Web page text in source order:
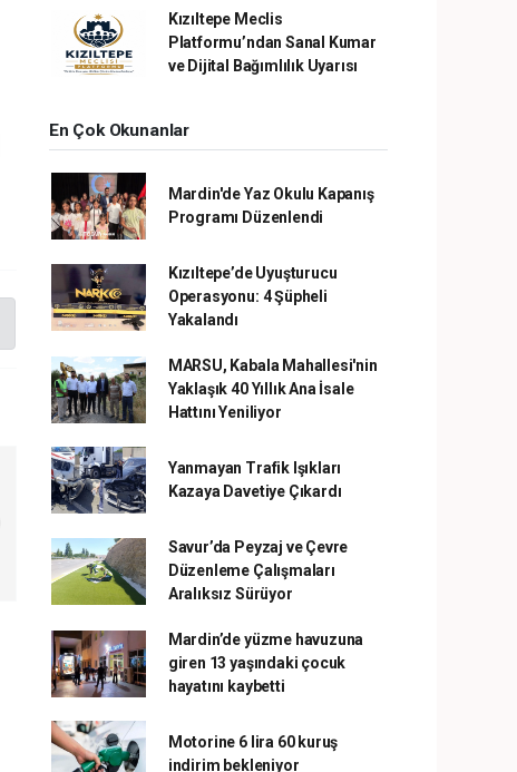
Kızıltepe Meclis
Platformu’ndan Sanal Kumar
ve Dijital Bağımlılık Uyarısı
En Çok Okunanlar
Mardin'de Yaz Okulu Kapanış
Programı Düzenlendi
Kızıltepe’de Uyuşturucu
Operasyonu: 4 Şüpheli
Yakalandı
MARSU, Kabala Mahallesi'nin
Yaklaşık 40 Yıllık Ana İsale
Hattını Yeniliyor
Yanmayan Trafik Işıkları
Kazaya Davetiye Çıkardı
Savur’da Peyzaj ve Çevre
Düzenleme Çalışmaları
Aralıksız Sürüyor
Mardin’de yüzme havuzuna
giren 13 yaşındaki çocuk
hayatını kaybetti
Motorine 6 lira 60 kuruş
indirim bekleniyor